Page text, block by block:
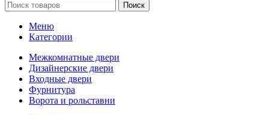
Поиск
Меню
Категории
Межкомнатные двери
Дизайнерские двери
Входные двери
Фурнитура
Ворота и рольставни